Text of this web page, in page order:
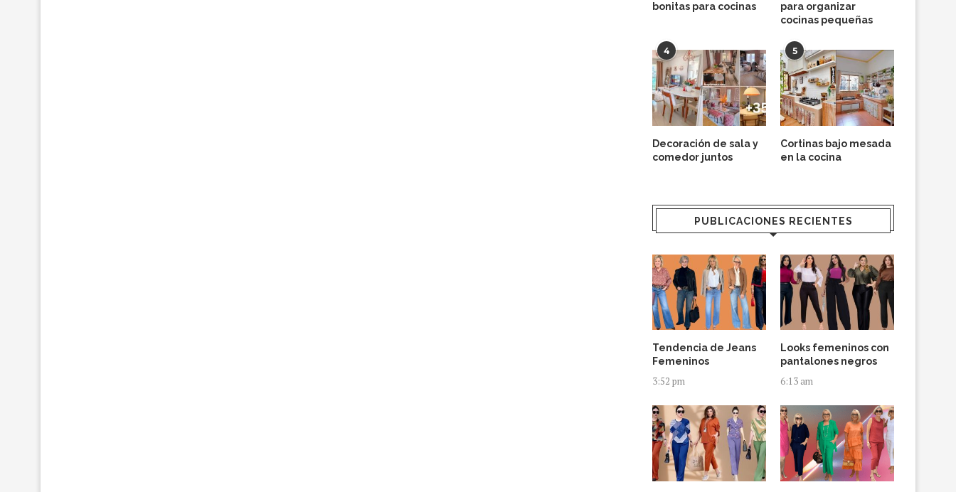
bonitas para cocinas
para organizar
cocinas pequeñas
4
Decoración de sala y
comedor juntos
5
Cortinas bajo mesada
en la cocina
PUBLICACIONES RECIENTES
Tendencia de Jeans
Femeninos
3:52 pm
Looks femeninos con
pantalones negros
6:13 am